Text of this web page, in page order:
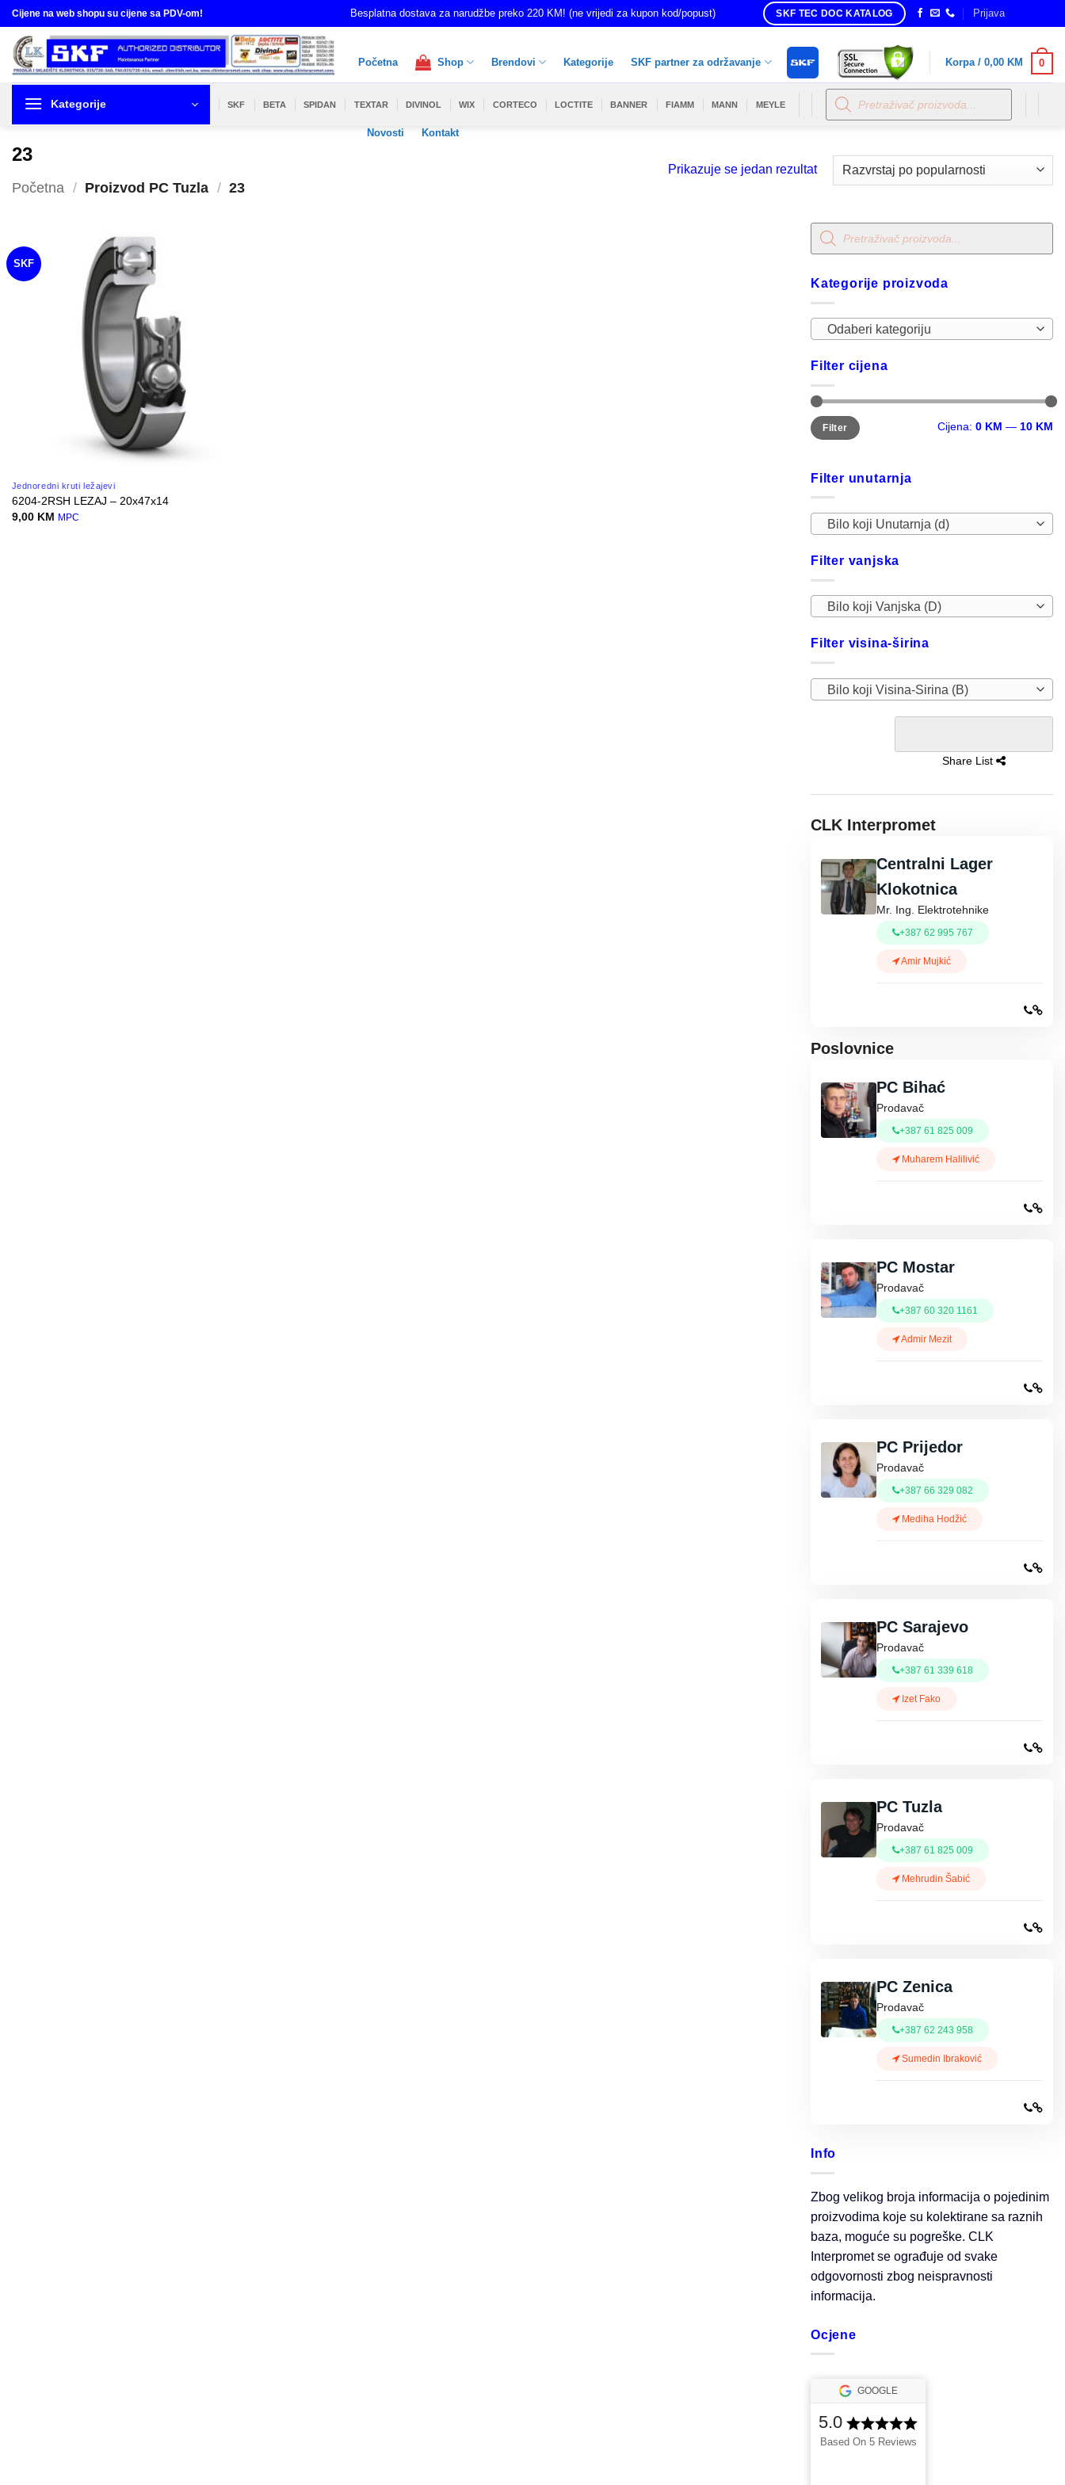
Skip
to
content
Cijene na web shopu su cijene sa PDV-om! Besplatna dostava za narudžbe preko 220 KM! (ne vrijedi za kupon kod/popust) SKF TEC DOC KATALOG Prijava
Početna Shop Brendovi Kategorije SKF partner za održavanje
Novosti Kontakt
Korpa / 0,00 KM 0
Kategorije SKF BETA SPIDAN TEXTAR DIVINOL WIX CORTECO LOCTITE BANNER FIAMM MANN MEYLE
Products
search
23
Početna / Proizvod PC Tuzla / 23
Prikazuje se jedan rezultat
SKF
Jednoredni kruti ležajevi
6204-2RSH LEZAJ – 20x47x14
9,00 KM MPC
Products
search
Kategorije proizvoda
Odaberi kategoriju
Filter cijena
Minimalna
cijena
Maksimalna
cijena
Filter Cijena: 0 KM — 10 KM
Filter unutarnja
Bilo koji Unutarnja (d)
Filter vanjska
Bilo koji Vanjska (D)
Filter visina-širina
Bilo koji Visina-Sirina (B)
Share List
CLK Interpromet
Centralni Lager
Klokotnica
Mr. Ing. Elektrotehnike
+387 62 995 767
Amir Mujkić
Poslovnice
PC Bihać
Prodavač
+387 61 825 009
Muharem Halilivić
PC Mostar
Prodavač
+387 60 320 1161
Admir Mezit
PC Prijedor
Prodavač
+387 66 329 082
Mediha Hodžić
PC Sarajevo
Prodavač
+387 61 339 618
Izet Fako
PC Tuzla
Prodavač
+387 61 825 009
Mehrudin Šabić
PC Zenica
Prodavač
+387 62 243 958
Sumedin Ibraković
Info
Zbog velikog broja informacija o pojedinim
proizvodima koje su kolektirane sa raznih
baza, moguće su pogreške. CLK
Interpromet se ograđuje od svake
odgovornosti zbog neispravnosti
informacija.
Ocjene
GOOGLE
5.0
Based On 5 Reviews